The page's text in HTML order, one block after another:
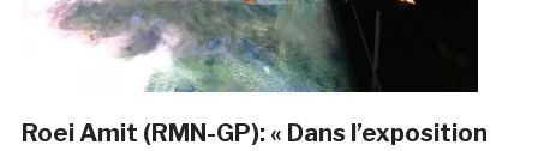
Roei Amit (RMN-GP): « Dans l’exposition